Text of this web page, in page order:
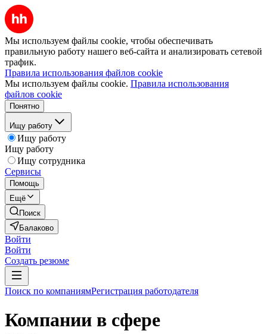
Мы используем файлы cookie, чтобы обеспечивать
правильную работу нашего веб-сайта и анализировать сетевой
трафик.
Правила использования файлов cookie
Мы используем файлы cookie. Правила использования
файлов cookie
Понятно
Ищу работу
Ищу работу
Ищу работу
Ищу сотрудника
Сервисы
Помощь
Ещё
Поиск
Балаково
Войти
Войти
Создать резюме
Поиск по компаниямРегистрация работодателя
Компании в сфере